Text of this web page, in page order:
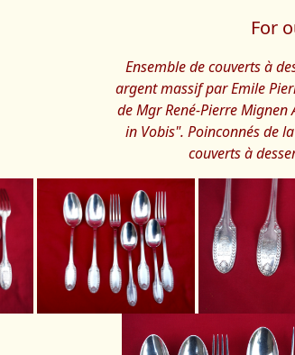
For
Ensemble de couverts à
argent massif par Emile
de Mgr René-Pierre Mignen
in Vobis". Poinconnés de
couverts à